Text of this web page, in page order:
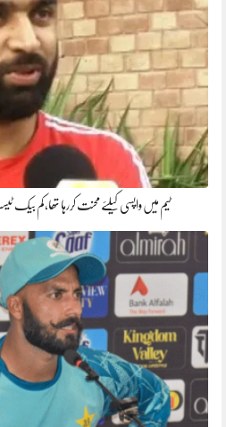
ٹیم میں واپسی کیلئے محنت کررہا تھا، کم